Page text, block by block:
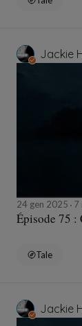
Jackie
24 gen 2025 7
Épisode 75 :
Tale
Jackie